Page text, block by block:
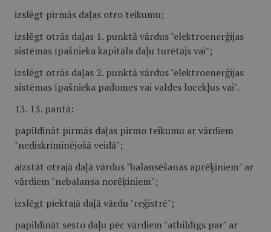
izslēgt pirmās daļas otro teikumu;
izslēgt otrās daļas 1. punktā vārdus "elektroenerģijas
sistēmas īpašnieka kapitāla daļu turētājs vai";
izslēgt otrās daļas 2. punktā vārdus "elektroenerģijas
sistēmas īpašnieka padomes vai valdes locekļus vai".
13. 13. pantā:
papildināt pirmās daļas pirmo teikumu ar vārdiem
"nediskriminējošā veidā";
aizstāt otrajā daļā vārdus "balansēšanas aprēķiniem" ar
vārdiem "nebalansa norēķiniem";
izslēgt piektajā daļā vārdu "reģistrē";
papildināt sesto daļu pēc vārdiem "atbildīgs par" ar